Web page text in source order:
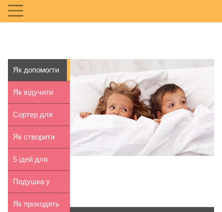
Як допомогти
дитині
побороти ст...
Як відучити
дитину
брехати
Сортер для
дітей своїми
руками
Як створити
новорічний
настрій
5 ідей для
організації
дитячого...
Подушка у
вигляді овечки
Як проходять